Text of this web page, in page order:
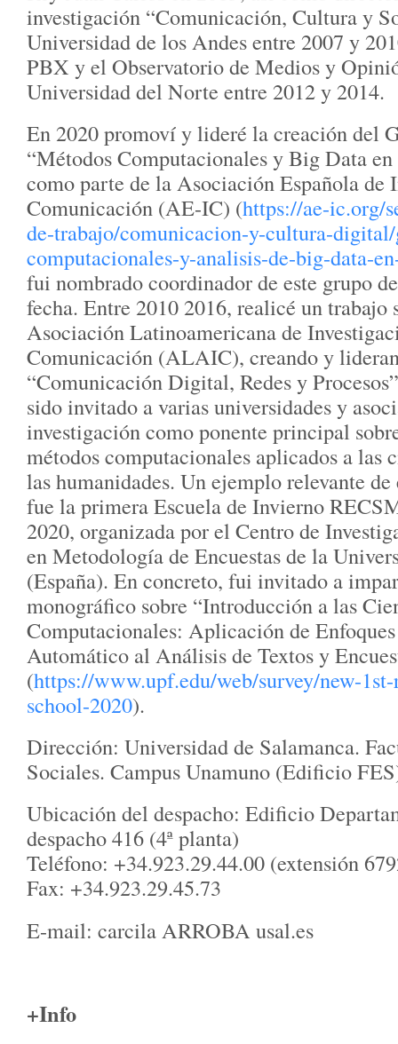
investigación “Comunicación, Cultura y
Universidad de los Andes entre 2007 y
PBX y el Observatorio de Medios y
Universidad del Norte entre 2012 y 2014.
En 2020 promoví y lideré la creación del
“Métodos Computacionales y Big Data
como parte de la Asociación Española de
Comunicación (AE-IC) (https://ae-ic.org/
de-trabajo/comunicacion-y-cultura-
computacionales-y-analisis-de-big-data-
fui nombrado coordinador de este grupo
fecha. Entre 2010 2016, realicé un
Asociación Latinoamericana de
Comunicación (ALAIC), creando y
“Comunicación Digital, Redes y
sido invitado a varias universidades y
investigación como ponente principal
métodos computacionales aplicados a las
las humanidades. Un ejemplo relevante
fue la primera Escuela de Invierno
2020, organizada por el Centro de
en Metodología de Encuestas de la
(España). En concreto, fui invitado a
monográfico sobre “Introducción a las
Computacionales: Aplicación de
Automático al Análisis de Textos y
(https://www.upf.edu/web/survey/new-
school-2020).
Dirección: Universidad de Salamanca.
Sociales. Campus Unamuno (Edificio
Ubicación del despacho: Edificio
despacho 416 (4ª planta)
Teléfono: +34.923.29.44.00 (extensión
Fax: +34.923.29.45.73
E-mail: carcila ARROBA usal.es
+Info